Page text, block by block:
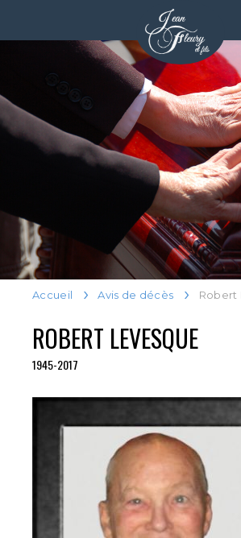
Accueil Avis de décès Robert
ROBERT LEVESQUE
1945-2017